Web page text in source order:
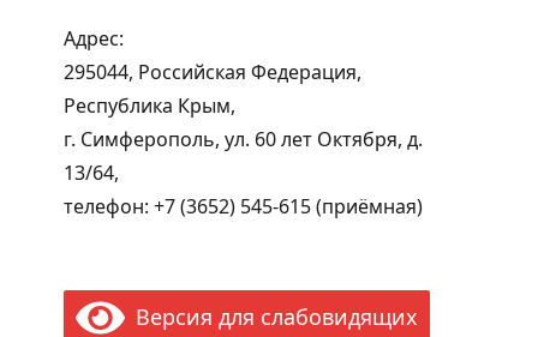
Адрес:
295044, Российская Федерация,
Республика Крым,
г. Симферополь, ул. 60 лет Октября, д.
13/64,
телефон: +7 (3652) 545-615 (приёмная)
Версия для слабовидящих